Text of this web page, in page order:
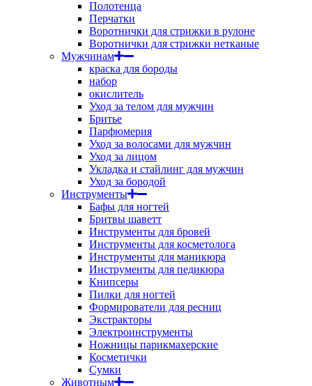
Полотенца
Перчатки
Воротнички для стрижки в рулоне
Воротнички для стрижки нетканые
Мужчинам
краска для бороды
набор
окислитель
Уход за телом для мужчин
Бритье
Парфюмерия
Уход за волосами для мужчин
Уход за лицом
Укладка и стайлинг для мужчин
Уход за бородой
Инструменты
Бафы для ногтей
Бритвы шаветт
Инструменты для бровей
Инструменты для косметолога
Инструменты для маникюра
Инструменты для педикюра
Книпсеры
Пилки для ногтей
Формирователи для ресниц
Экстракторы
Электроинструменты
Ножницы парикмахерские
Косметички
Сумки
Животным